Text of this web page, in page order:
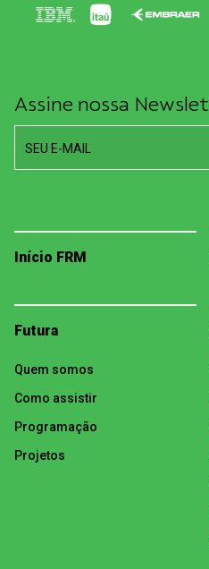
Assine nossa
SEU E-MAIL
Início FRM
Futura
Quem somos
Como assistir
Programação
Projetos